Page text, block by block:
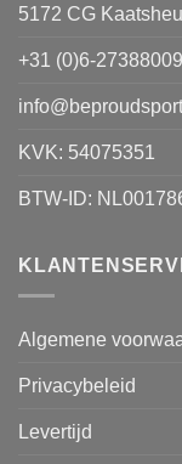
5172 CG
+31 (0)6-
KVK: 54075351
BTW-ID:
Algemene
Privacybeleid
Levertijd